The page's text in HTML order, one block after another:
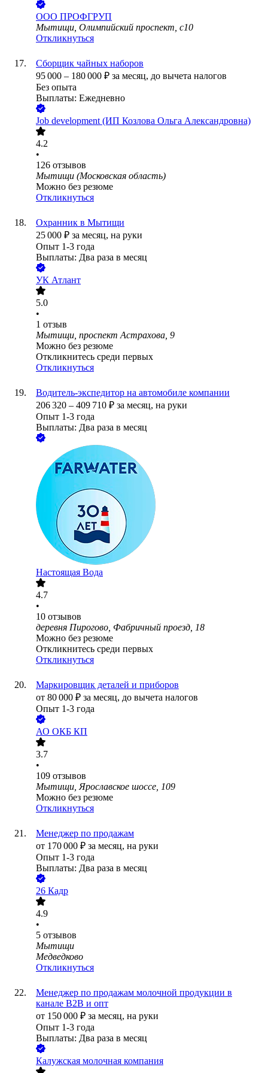
ООО ПРОФГРУП
Мытищи, Олимпийский проспект, с10
Откликнуться
Сборщик чайных наборов
95 000 – 180 000 ₽ за месяц, до вычета налогов
Без опыта
Выплаты: Ежедневно
Job development (ИП Козлова Ольга Александровна)
4.2
•
126 отзывов
Мытищи (Московская область)
Можно без резюме
Откликнуться
Охранник в Мытищи
25 000 ₽ за месяц, на руки
Опыт 1-3 года
Выплаты: Два раза в месяц
УК Атлант
5.0
•
1 отзыв
Мытищи, проспект Астрахова, 9
Можно без резюме
Откликнитесь среди первых
Откликнуться
Водитель-экспедитор на автомобиле компании
206 320 – 409 710 ₽ за месяц, на руки
Опыт 1-3 года
Выплаты: Два раза в месяц
Настоящая Вода
4.7
•
10 отзывов
деревня Пирогово, Фабричный проезд, 18
Можно без резюме
Откликнитесь среди первых
Откликнуться
Маркировщик деталей и приборов
от 80 000 ₽ за месяц, до вычета налогов
Опыт 1-3 года
АО ОКБ КП
3.7
•
109 отзывов
Мытищи, Ярославское шоссе, 109
Можно без резюме
Откликнуться
Менеджер по продажам
от 170 000 ₽ за месяц, на руки
Опыт 1-3 года
Выплаты: Два раза в месяц
26 Кадр
4.9
•
5 отзывов
Мытищи
Медведково
Откликнуться
Менеджер по продажам молочной продукции в
канале В2В и опт
от 150 000 ₽ за месяц, на руки
Опыт 1-3 года
Выплаты: Два раза в месяц
Калужская молочная компания